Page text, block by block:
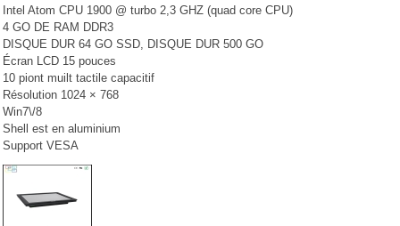
Intel Atom CPU 1900 @ turbo 2,3 GHZ (quad core CPU)
4 GO DE RAM DDR3
DISQUE DUR 64 GO SSD, DISQUE DUR 500 GO
Écran LCD 15 pouces
10 piont muilt tactile capacitif
Résolution 1024 × 768
Win7\/8
Shell est en aluminium
Support VESA